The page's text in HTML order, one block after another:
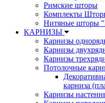
Римские шторы
Комплекты
Нитяные шторы
КАРНИЗЫ
Карнизы
Карнизы
Карнизы
Потолочные
карниза
Карнизы